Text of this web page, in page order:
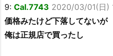
9: Cal.7743 2020/03/01(日)
価格みたけど下落してないが
俺は正規店で買ったし